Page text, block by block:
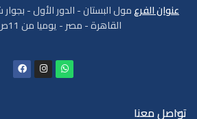
عنوان الفرعمول البستان - الدور الأول -
القاهرة - مصر - يوميا من 11ص حتى 10م
تواصل معنا